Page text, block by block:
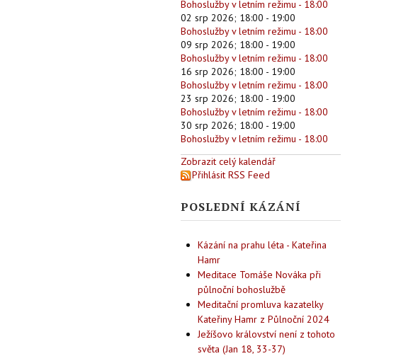
Bohoslužby v letním režimu - 18:00
02 srp 2026; 18:00 - 19:00
Bohoslužby v letním režimu - 18:00
09 srp 2026; 18:00 - 19:00
Bohoslužby v letním režimu - 18:00
16 srp 2026; 18:00 - 19:00
Bohoslužby v letním režimu - 18:00
23 srp 2026; 18:00 - 19:00
Bohoslužby v letním režimu - 18:00
30 srp 2026; 18:00 - 19:00
Bohoslužby v letním režimu - 18:00
Zobrazit celý kalendář
Přihlásit RSS Feed
POSLEDNÍ KÁZÁNÍ
Kázání na prahu léta - Kateřina
Hamr
Meditace Tomáše Nováka při
půlnoční bohoslužbě
Meditační promluva kazatelky
Kateřiny Hamr z Půlnoční 2024
Ježíšovo království není z tohoto
světa (Jan 18, 33-37)